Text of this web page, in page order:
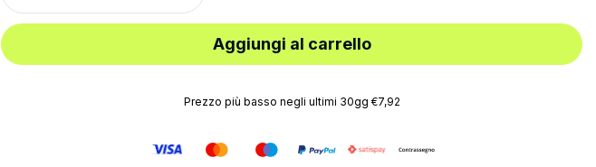
Aggiungi al carrello
Prezzo più basso negli ultimi 30gg €7,92